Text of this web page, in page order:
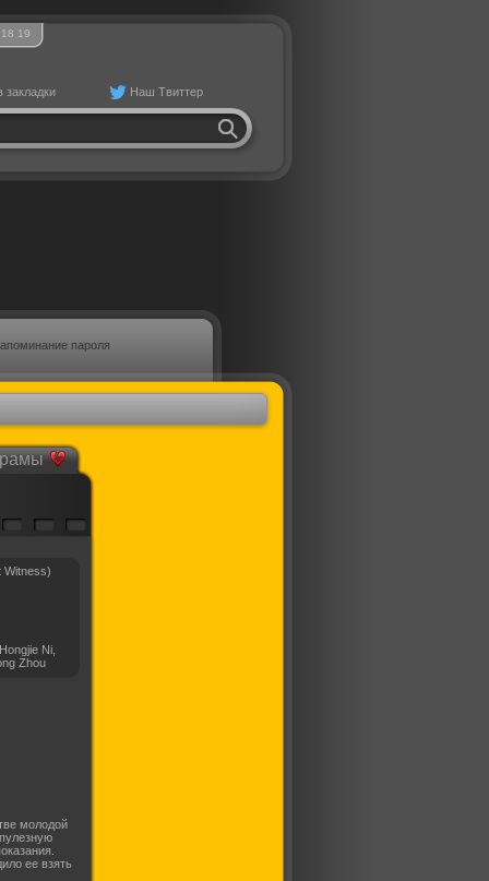
18 19
закладки Наш Твиттер
пароля
Witness)
Ni,
Zhou
молодой
ее взять